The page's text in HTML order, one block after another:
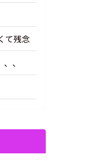
て残念
、